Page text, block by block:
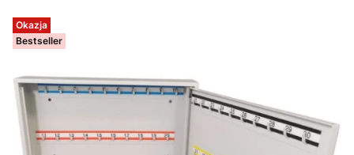
Okazja
Bestseller